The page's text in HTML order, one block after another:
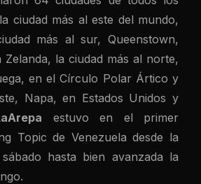
ciudad más al este del mundo,
más al sur, Queenstown,
Zelanda, la ciudad más al norte,
en el Círculo Polar Ártico y
Napa, en Estados Unidos y
estuvo en el primer
Topic de Venezuela desde la
hasta bien avanzada la